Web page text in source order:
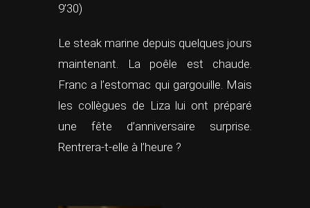
9’30)
Le steak marine depuis quelques jours
maintenant. La poêle est chaude.
Franc a l’estomac qui gargouille. Mais
les collègues de Liza lui ont préparé
une fête d’anniversaire surprise.
Rentrera-t-elle à l’heure ?